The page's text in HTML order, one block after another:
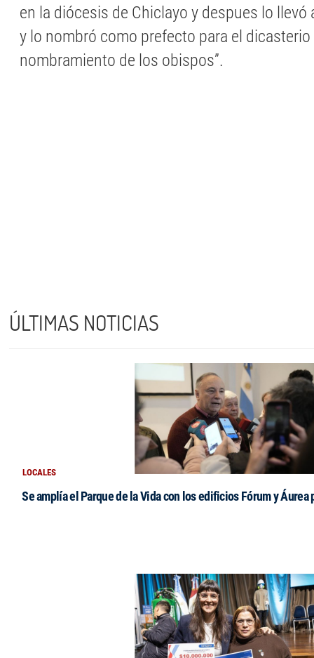
en la diócesis de Chiclayo y despues lo llevó
y lo nombró como prefecto para el dicasterio
nombramiento de los obispos”.
ÚLTIMAS NOTICIAS
LOCALES
Se amplía el Parque de la Vida con los edificios Fórum y